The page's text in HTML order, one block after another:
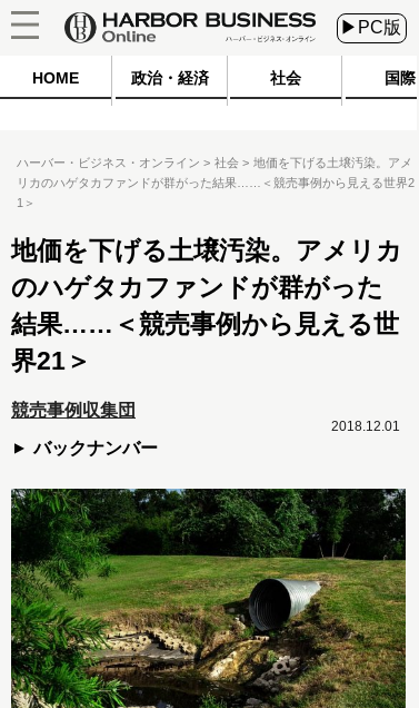
▶PC版
HOME 政治・経済 社会 国際
ハーバー・ビジネス・オンライン 社会
地価を下げる土壌汚染。アメ
リカのハゲタカファンドが群がった結果……＜競売事例から見える世界2
1＞
地価を下げる土壌汚染。アメリカ
のハゲタカファンドが群がった
結果……＜競売事例から見える世
界21＞
競売事例収集団
バックナンバー
2018.12.01